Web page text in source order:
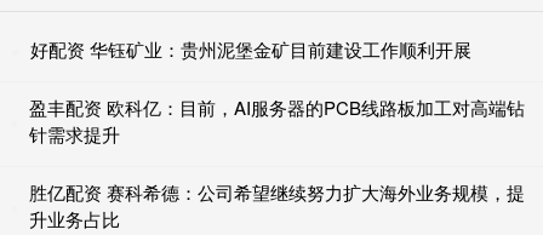
好配资 华钰矿业：贵州泥堡金矿目前建设工作顺利开展
盈丰配资 欧科亿：目前，AI服务器的PCB线路板加工对高端钻
针需求提升
胜亿配资 赛科希德：公司希望继续努力扩大海外业务规模，提
升业务占比